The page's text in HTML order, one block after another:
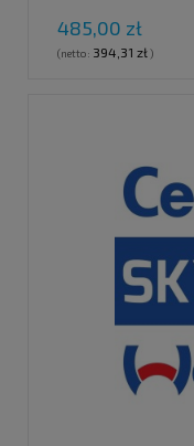
485,00 zł
(netto: 394,31 zł)